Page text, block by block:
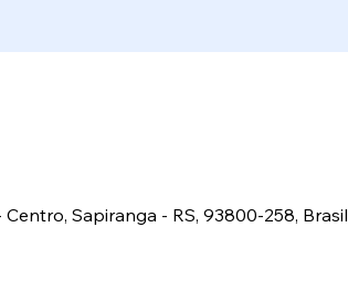
Sapiranga - RS, 93800-258, Brasil